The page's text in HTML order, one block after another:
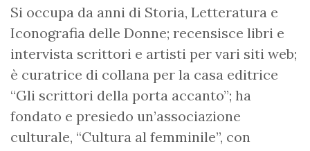
Si occupa da anni di Storia, Letteratura e
Iconografia delle Donne; recensisce libri e
intervista scrittori e artisti per vari siti web;
è curatrice di collana per la casa editrice
“Gli scrittori della porta accanto”; ha
fondato e presiedo un’associazione
culturale, “Cultura al femminile”, con